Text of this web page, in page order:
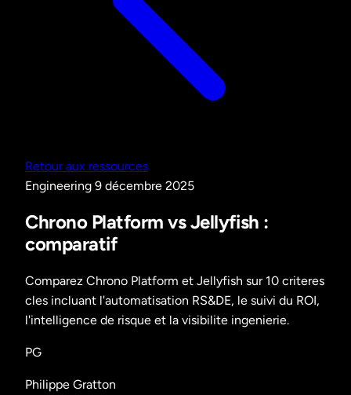
Retour aux ressources
Engineering 9 décembre 2025
Chrono Platform vs Jellyfish :
comparatif
Comparez Chrono Platform et Jellyfish sur 10 criteres
cles incluant l'automatisation RS&DE, le suivi du ROI,
l'intelligence de risque et la visibilite ingenierie.
PG
Philippe Gratton